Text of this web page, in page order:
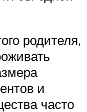
родителя,
и
часто